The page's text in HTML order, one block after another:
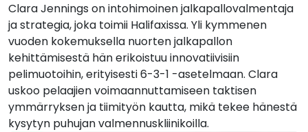
Clara Jennings on intohimoinen jalkapallovalmentaja
ja strategia, joka toimii Halifaxissa. Yli kymmenen
vuoden kokemuksella nuorten jalkapallon
kehittämisestä hän erikoistuu innovatiivisiin
pelimuotoihin, erityisesti 6-3-1 -asetelmaan. Clara
uskoo pelaajien voimaannuttamiseen taktisen
ymmärryksen ja tiimityön kautta, mikä tekee hänestä
kysytyn puhujan valmennuskliinikoilla.